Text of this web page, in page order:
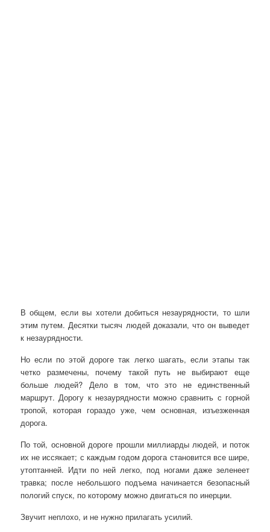
В общем, если вы хотели добиться незаурядности, то шли
этим путем. Десятки тысяч людей доказали, что он выведет
к незаурядности.
Но если по этой дороге так легко шагать, если этапы так
четко размечены, почему такой путь не выбирают еще
больше людей? Дело в том, что это не единственный
маршрут. Дорогу к незаурядности можно сравнить с горной
тропой, которая гораздо уже, чем основная, изъезженная
дорога.
По той, основной дороге прошли миллиарды людей, и поток
их не иссякает; с каждым годом дорога становится все шире,
утоптанней. Идти по ней легко, под ногами даже зеленеет
травка; после небольшого подъема начинается безопасный
пологий спуск, по которому можно двигаться по инерции.
Звучит неплохо, и не нужно прилагать усилий.